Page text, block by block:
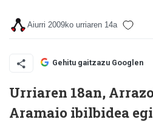
Aiurri 2009ko urriaren 14a
Gehitu gaitzazu Googlen
Urriaren 18an,
Aramaio ibilbidea